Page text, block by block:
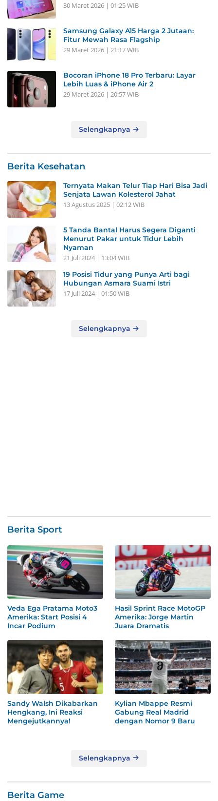
30 Maret 2026 | 01:25 WIB
Samsung Galaxy A15 Harga 2 Jutaan:
Fitur Mewah Rasa Flagship
29 Maret 2026 | 21:17 WIB
Bocoran iPhone 18 Pro Terbaru: Layar
Lebih Luas & iPhone Air 2
29 Maret 2026 | 20:57 WIB
Selengkapnya
Berita Kesehatan
Ternyata Makan Telur Tiap Hari Bisa Jadi
Senjata Lawan Kolesterol Jahat
13 Agustus 2025 | 02:12 WIB
5 Tanda Bantal Harus Segera Diganti
Menurut Pakar untuk Tidur Lebih
Nyaman
21 Juli 2024 | 13:04 WIB
19 Posisi Tidur yang Punya Arti bagi
Hubungan Asmara Suami Istri
17 Juli 2024 | 01:50 WIB
Selengkapnya
Berita Sport
Veda Ega Pratama Moto3
Amerika: Start Posisi 4
Incar Podium
Hasil Sprint Race MotoGP
Amerika: Jorge Martin
Juara Dramatis
Sandy Walsh Dikabarkan
Hengkang, Ini Reaksi
Mengejutkannya!
Kylian Mbappe Resmi
Gabung Real Madrid
dengan Nomor 9 Baru
Selengkapnya
Berita Game